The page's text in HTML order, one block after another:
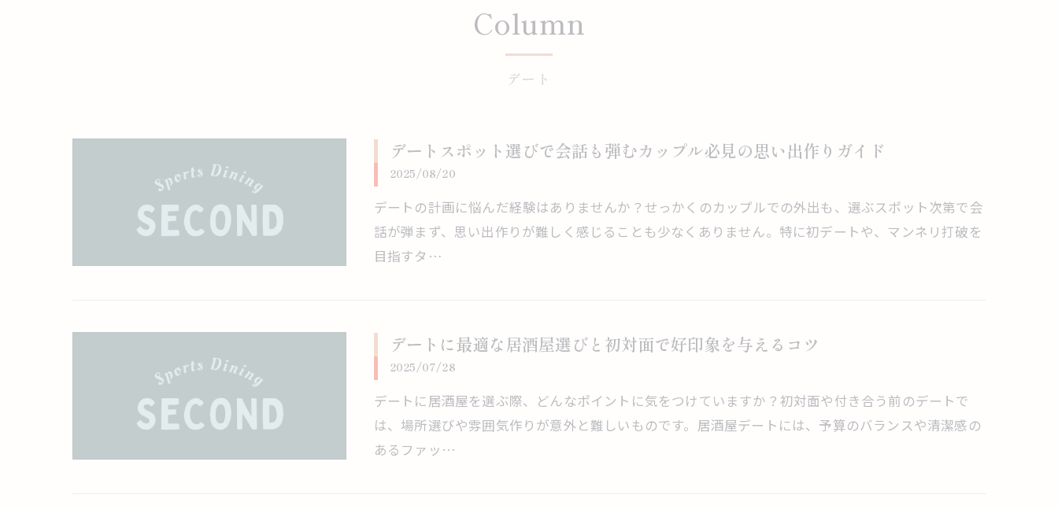
Column
デート
デートスポット選びで会話も弾むカップル必見の思い出作りガイド
2025/08/20
デートの計画に悩んだ経験はありませんか？せっかくのカップルでの外出も、選ぶスポット次第で会
話が弾まず、思い出作りが難しく感じることも少なくありません。特に初デートや、マンネリ打破を
目指すタ…
デートに最適な居酒屋選びと初対面で好印象を与えるコツ
2025/07/28
デートに居酒屋を選ぶ際、どんなポイントに気をつけていますか？初対面や付き合う前のデートで
は、場所選びや雰囲気作りが意外と難しいものです。居酒屋デートには、予算のバランスや清潔感の
あるファッ…